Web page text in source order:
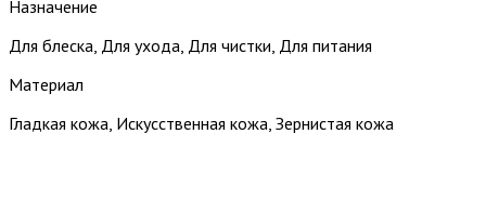
Назначение
Для блеска, Для ухода, Для чистки, Для питания
Материал
Гладкая кожа, Искусственная кожа, Зернистая кожа